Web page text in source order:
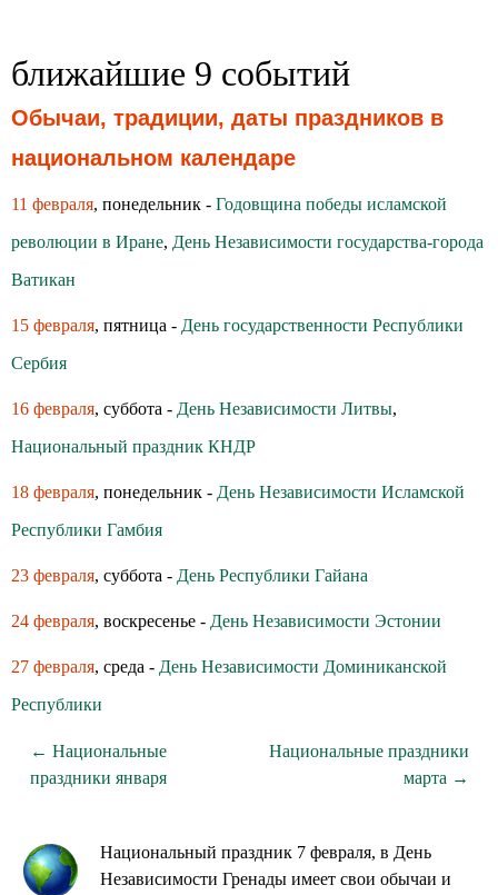
ближайшие 9 событий
Обычаи, традиции, даты праздников в
национальном календаре
11 февраля, понедельник - Годовщина победы исламской
революции в Иране, День Независимости государства-города
Ватикан
15 февраля, пятница - День государственности Республики
Сербия
16 февраля, суббота - День Независимости Литвы,
Национальный праздник КНДР
18 февраля, понедельник - День Независимости Исламской
Республики Гамбия
23 февраля, суббота - День Республики Гайана
24 февраля, воскресенье - День Независимости Эстонии
27 февраля, среда - День Независимости Доминиканской
Республики
← Национальные
праздники января
Национальные праздники
марта →
Национальный праздник 7 февраля, в День
Независимости Гренады имеет свои обычаи и